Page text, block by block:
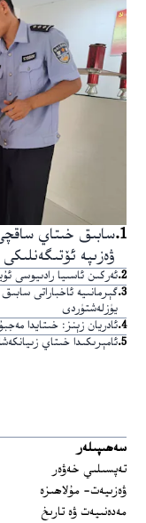
1
.سابىق خىتاي
ۋەزىپە
2
.ئەركىن ئاسىيا رادىيوسى ئۇيغۇرچە
3
.گېرمانىيە ئاخباراتى
يۈزلەشتۈردى
4
.ئادريان زېنز: خىتايدا
5
.ئامېرىكىدا خىتاي
سەھىپىلەر
تەپسىلىي خەۋەر
ۋەزىيەت- مۇلاھىزە
مەدەنىيەت ۋە تارىخ